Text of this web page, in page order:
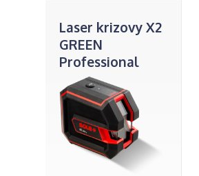
Laser krizovy X2
GREEN
Professional
SOLA